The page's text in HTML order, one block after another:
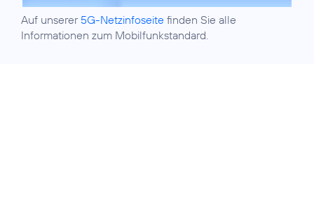
Auf unserer 5G-Netzinfoseite finden Sie alle
Informationen zum Mobilfunkstandard.